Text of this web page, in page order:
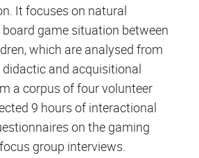
It focuses on natural
game situation between
which are analysed from
and acquisitional
a corpus of four volunteer
9 hours of interactional
on the gaming
group interviews.